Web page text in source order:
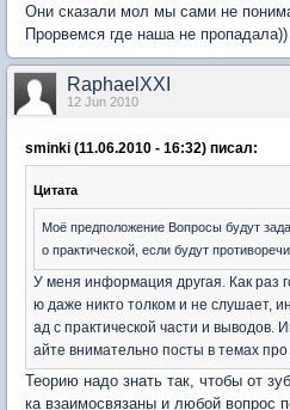
Они сказали мол мы сами не
Прорвемся где наша не пропадала))
RaphaelXXI
12 Jun 2010
sminki (11.06.2010 - 16:32) писал:
Цитата
Моё предположение Вопросы будут
о практической, если будут
У меня информация другая. Как раз
ю даже никто толком и не слушает,
ад с практической части и
айте внимательно посты в темах
Теорию надо знать так, чтобы от
ка взаимосвязаны и любой вопрос